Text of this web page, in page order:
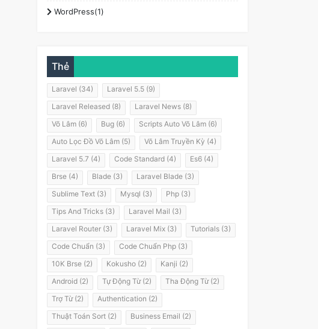
WordPress(1)
Thẻ
Laravel (34)
Laravel 5.5 (9)
Laravel Released (8)
Laravel News (8)
Võ Lâm (6)
Bug (6)
Scripts Auto Võ Lâm (6)
Auto Lọc Đồ Võ Lâm (5)
Võ Lâm Truyền Kỳ (4)
Laravel 5.7 (4)
Code Standard (4)
Es6 (4)
Brse (4)
Blade (3)
Laravel Blade (3)
Sublime Text (3)
Mysql (3)
Php (3)
Tips And Tricks (3)
Laravel Mail (3)
Laravel Router (3)
Laravel Mix (3)
Tutorials (3)
Code Chuẩn (3)
Code Chuẩn Php (3)
10K Brse (2)
Kokusho (2)
Kanji (2)
Android (2)
Tự Động Từ (2)
Tha Động Từ (2)
Trợ Từ (2)
Authentication (2)
Thuật Toán Sort (2)
Business Email (2)